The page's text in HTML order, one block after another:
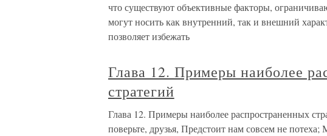
что существуют объективные факторы,
могут носить как внутренний, так и внешний
позволяет избежать
Глава 12. Примеры наиболее
стратегий
Глава 12. Примеры наиболее распространенных
поверьте, друзья, Предстоит нам совсем не